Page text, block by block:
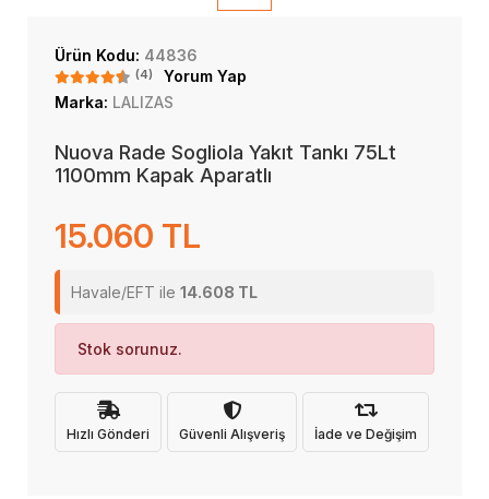
Ürün Kodu: 44836
(4)
Yorum Yap
Marka: LALIZAS
Nuova Rade Sogliola Yakıt Tankı 75Lt
1100mm Kapak Aparatlı
15.060 TL
Havale/EFT ile 14.608 TL
Stok sorunuz.
Hızlı Gönderi Güvenli Alışveriş İade ve Değişim